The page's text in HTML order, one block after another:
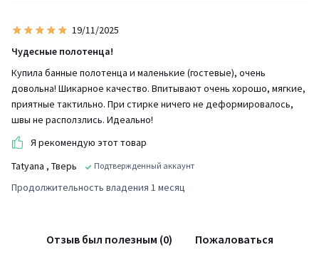
19/11/2025
Чудесные полотенца!
Купила банные полотенца и маленькие (гостевые), очень
довольна! Шикарное качество. Впитывают очень хорошо, мягкие,
приятные тактильно. При стирке ничего не деформировалось,
швы не расползлись. Идеально!
Я рекомендую этот товар
Tatyana , Тверь Подтвержденный аккаунт
Продолжительность владения 1 месяц
Отзыв был полезным (0) Пожаловаться